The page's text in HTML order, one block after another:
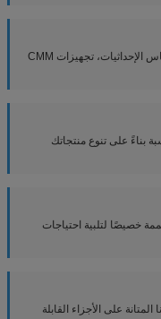
ج 2: نحن متخصصون في آلات قياس الرؤية، آلات قياس الإحداثيات، تجهيزات CMM
بناءً على تنوع منتجاتك
خصيصًا لتلبية احتياجات
على الأجزاء القابلة